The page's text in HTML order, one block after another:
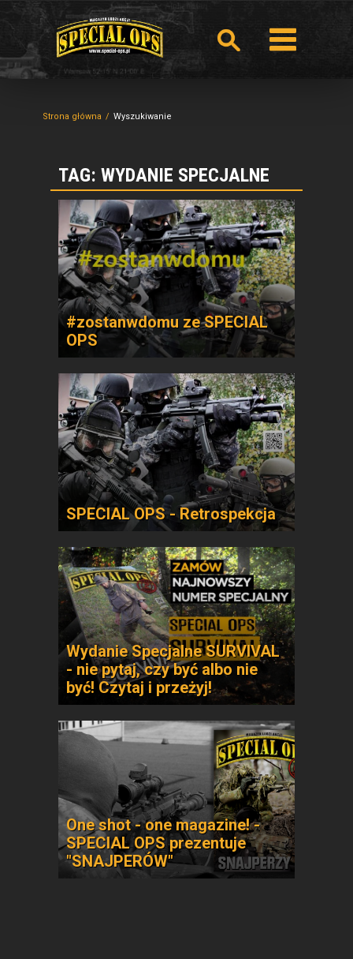
Strona główna Wyszukiwanie
TAG: WYDANIE SPECJALNE
#zostanwdomu ze SPECIAL
OPS
SPECIAL OPS - Retrospekcja
Wydanie Specjalne SURVIVAL
- nie pytaj, czy być albo nie
być! Czytaj i przeżyj!
One shot - one magazine! -
SPECIAL OPS prezentuje
"SNAJPERÓW"